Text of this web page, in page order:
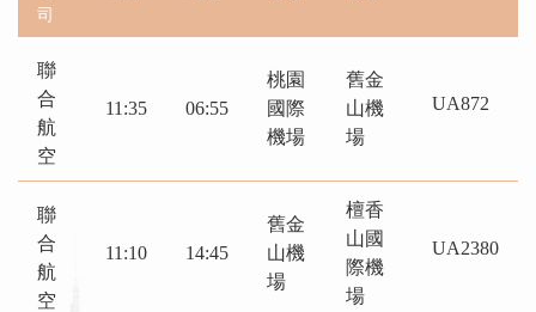
司
聯
合
航
空
11:35 06:55
桃園
國際
機場
舊金
山機
場
UA872
聯
合
航
空
11:10 14:45
舊金
山機
場
檀香
山國
際機
場
UA2380